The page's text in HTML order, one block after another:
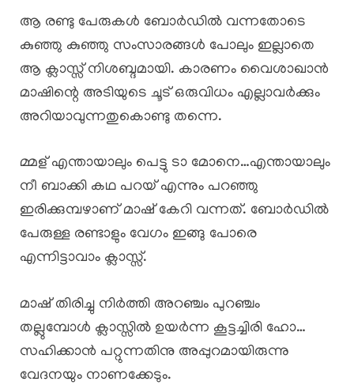
ആ രണ്ടു പേരുകൾ ബോർഡിൽ വന്നതോടെ
കുഞ്ഞു കുഞ്ഞു സംസാരങ്ങൾ പോലും ഇല്ലാതെ
ആ ക്ലാസ്സ്‌ നിശബ്ദമായി. കാരണം വൈശാഖാൻ
മാഷിന്റെ അടിയുടെ ചൂട് ഒരുവിധം എല്ലാവർക്കും
അറിയാവുന്നതുകൊണ്ടു തന്നെ.
മ്മള് എന്തായാലും പെട്ടു ടാ മോനെ…എന്തായാലും
നീ ബാക്കി കഥ പറയ് എന്നും പറഞ്ഞു
ഇരിക്കുമ്പഴാണ് മാഷ് കേറി വന്നത്. ബോർഡിൽ
പേരുള്ള രണ്ടാളും വേഗം ഇങ്ങു പോരെ
എന്നിട്ടാവാം ക്ലാസ്സ്‌.
മാഷ് തിരിച്ചു നിർത്തി അറഞ്ചം പുറഞ്ചം
തല്ലുമ്പോൾ ക്ലാസ്സിൽ ഉയർന്ന കൂട്ടച്ചിരി ഹോ…
സഹിക്കാൻ പറ്റുന്നതിനു അപ്പുറമായിരുന്നു
വേദനയും നാണക്കേടും.